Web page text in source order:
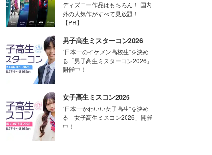
ディズニー作品はもちろん！ 国内
外の人気作がすべて見放題！
【PR】
男子高生ミスターコン2026
“日本一のイケメン高校生”を決め
る「男子高生ミスターコン2026」
開催中！
女子高生ミスコン2026
“日本一かわいい女子高生”を決め
る「女子高生ミスコン2026」開催
中！